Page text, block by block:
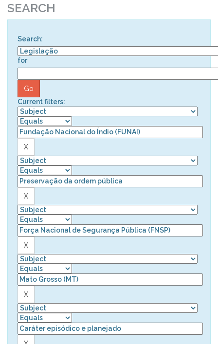
SEARCH
Search:
for
Current filters: